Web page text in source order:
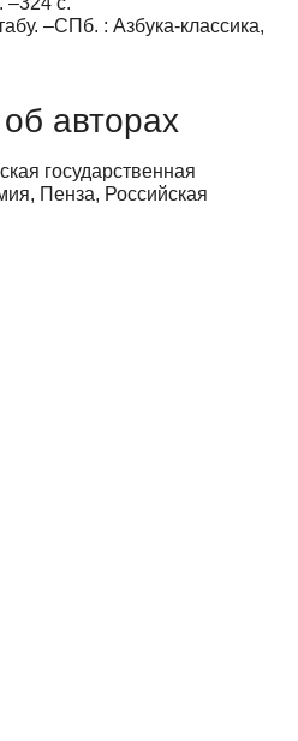
–СПб. : Азбука-классика,
авторах
государственная
Пенза, Российская